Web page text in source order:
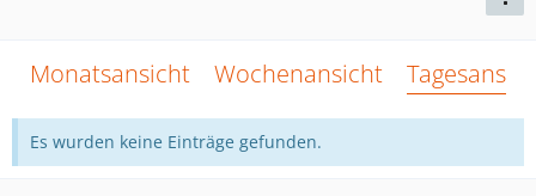
Monatsansicht Wochenansicht
Es wurden keine Einträge gefunden.